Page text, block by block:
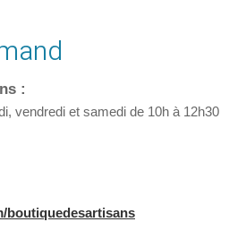
:
vendredi et samedi de 10h à 12h30
boutiquedesartisans